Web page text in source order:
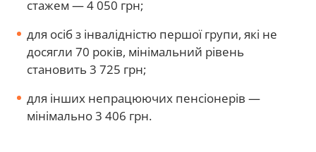
стажем — 4 050 грн;
для осіб з інвалідністю першої групи, які не
досягли 70 років, мінімальний рівень
становить 3 725 грн;
для інших непрацюючих пенсіонерів —
мінімально 3 406 грн.